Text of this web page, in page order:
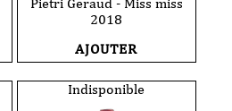
2018
AJOUTER
Indisponible